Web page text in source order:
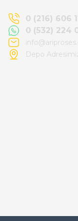
Alışveriş süreci
Havale ile
Paketleme çok
0 (216) 606
0 (532) 224
Depo